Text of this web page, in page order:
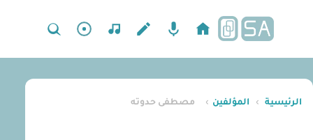
الرئيسية › المؤلفين › مصطفى حدوته